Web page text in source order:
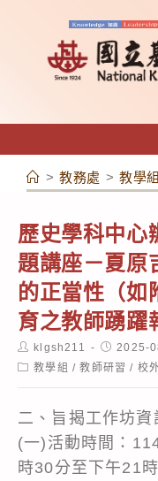
容
> 教務處 > 教學組
歷史學科中心
題講座－夏原
的正當性（如
育之教師踴躍
Post
author:
klgsh211
Post
published:
2025-
Post教學組 / 教師研習 / 校
二、旨揭工作坊資
(一)活動時間：
時30分至下午21